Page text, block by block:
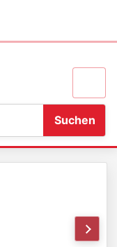
Suchen